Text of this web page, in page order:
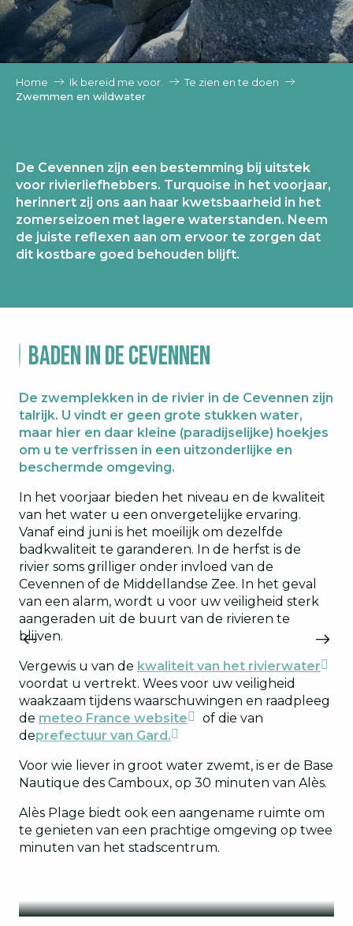
Home Ik bereid me voor.
Te zien en te doen
Zwemmen en wildwater
De Cevennen zijn een bestemming bij uitstek
voor rivierliefhebbers. Turquoise in het voorjaar,
herinnert zij ons aan haar kwetsbaarheid in het
zomerseizoen met lagere waterstanden. Neem
de juiste reflexen aan om ervoor te zorgen dat
dit kostbare goed behouden blijft.
Baden in de Cevennen
De zwemplekken in de rivier in de Cevennen zijn
talrijk. U vindt er geen grote stukken water,
maar hier en daar kleine (paradijselijke) hoekjes
om u te verfrissen in een uitzonderlijke en
beschermde omgeving.
In het voorjaar bieden het niveau en de kwaliteit
van het water u een onvergetelijke ervaring.
Vanaf eind juni is het moeilijk om dezelfde
badkwaliteit te garanderen. In de herfst is de
rivier soms grilliger onder invloed van de
Cevennen of de Middellandse Zee. In het geval
van een alarm, wordt u voor uw veiligheid sterk
aangeraden uit de buurt van de rivieren te
blijven.
Vergewis u van de kwaliteit van het rivierwater
voordat u vertrekt. Wees voor uw veiligheid
waakzaam tijdens waarschuwingen en raadpleeg
de meteo France website
of die van
deprefectuur van Gard.
Voor wie liever in groot water zwemt, is er de Base
Nautique des Camboux, op 30 minuten van Alès.
Alès Plage biedt ook een aangename ruimte om
te genieten van een prachtige omgeving op twee
minuten van het stadscentrum.
GARDON DE MIALET